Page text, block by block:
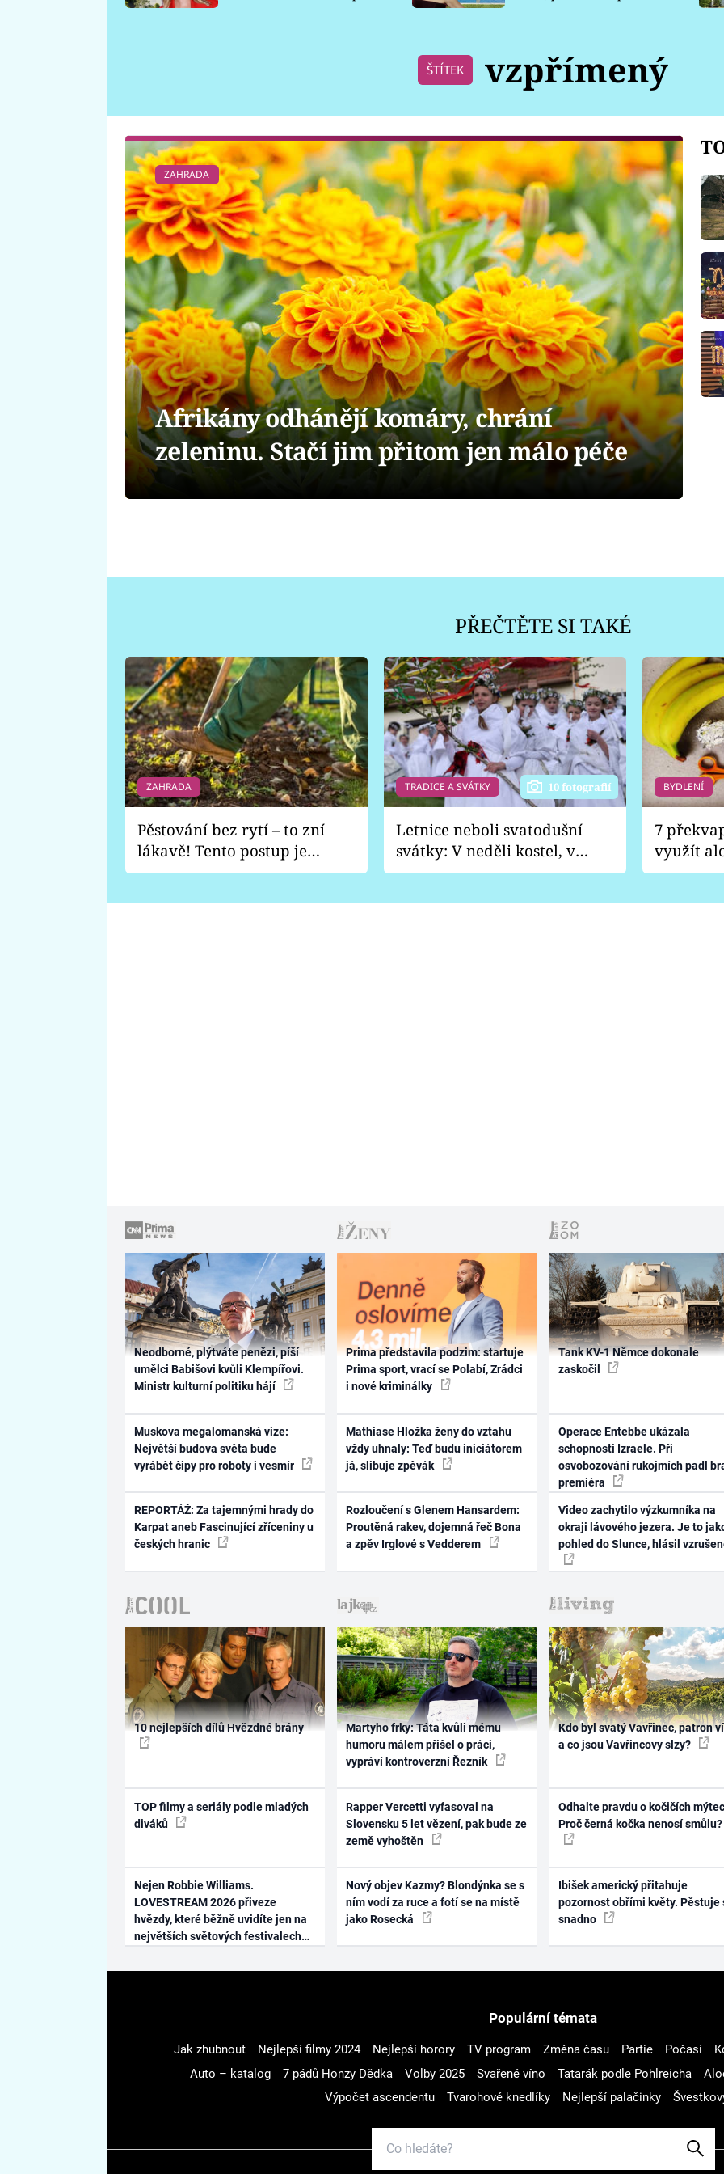
ŠTÍTEK vzpřímený
ZAHRADA
Afrikány odhánějí komáry, chrání
zeleninu. Stačí jim přitom jen málo péče
PŘEČTĚTE SI TAKÉ
ZAHRADA
Pěstování bez rytí – to zní
lákavě! Tento postup je
vhodný jen pro některé
TRADICE A SVÁTKY 10 fotografií
Letnice neboli svatodušní
svátky: V neděli kostel, v
pondělí zábava
BYDLENÍ
7
využít
Neodborné, plýtváte penězi, píší
umělci Babišovi kvůli Klempířovi.
Ministr kulturní politiku hájí
Muskova megalomanská vize:
Největší budova světa bude
vyrábět čipy pro roboty i vesmír
REPORTÁŽ: Za tajemnými hrady do
Karpat aneb Fascinující zříceniny u
českých hranic
Prima představila podzim: startuje
Prima sport, vrací se Polabí, Zrádci
i nové kriminálky
Mathiase Hložka ženy do vztahu
vždy uhnaly: Teď budu iniciátorem
já, slibuje zpěvák
Rozloučení s Glenem Hansardem:
Proutěná rakev, dojemná řeč Bona
a zpěv Irglové s Vedderem
Tank KV-1 Němce dokonale
zaskočil
Operace Entebbe ukázala
schopnosti Izraele. Při
osvobozování rukojmích padl
premiéra
Video zachytilo výzkumníka na
okraji lávového jezera. Je to
pohled do Slunce, hlásil
10 nejlepších dílů Hvězdné brány
TOP filmy a seriály podle mladých
diváků
Nejen Robbie Williams.
LOVESTREAM 2026 přiveze
hvězdy, které běžně uvidíte jen na
největších světových festivalech
Martyho frky: Táta kvůli mému
humoru málem přišel o práci,
vypráví kontroverzní Řezník
Rapper Vercetti vyfasoval na
Slovensku 5 let vězení, pak bude ze
země vyhoštěn
Nový objev Kazmy? Blondýnka se s
ním vodí za ruce a fotí se na místě
jako Rosecká
Kdo byl svatý Vavřinec, patron
a co jsou Vavřincovy slzy?
Odhalte pravdu o kočičích
Proč černá kočka nenosí smůlu?
Ibišek americký přitahuje
pozornost obřími květy. Pěstuje
snadno
Populární témata
Jak zhubnout Nejlepší filmy 2024 Nejlepší horory TV program Změna času Partie Počasí
Auto – katalog
7 pádů Honzy Dědka Volby 2025 Svařené víno Tatarák podle Pohlreicha
Výpočet ascendentu
Tvarohové knedlíky Nejlepší palačinky